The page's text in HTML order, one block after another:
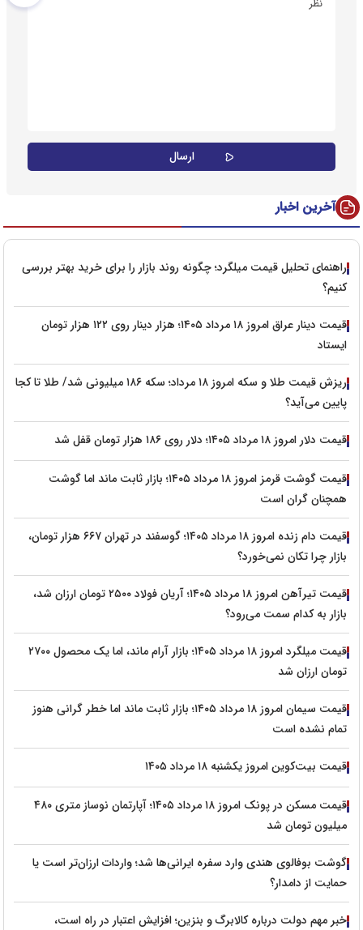
آخرین اخبار
راهنمای تحلیل قیمت میلگرد؛ چگونه روند بازار را برای خرید بهتر بررسی
کنیم؟
قیمت دینار عراق امروز ۱۸ مرداد ۱۴۰۵؛ هزار دینار روی ۱۲۲ هزار تومان
ایستاد
ریزش قیمت طلا و سکه امروز ۱۸ مرداد؛ سکه ۱۸۶ میلیونی شد/ طلا تا کجا
پایین می‌آید؟
قیمت دلار امروز ۱۸ مرداد ۱۴۰۵؛ دلار روی ۱۸۶ هزار تومان قفل شد
قیمت گوشت قرمز امروز ۱۸ مرداد ۱۴۰۵؛ بازار ثابت ماند اما گوشت
همچنان گران است
قیمت دام زنده امروز ۱۸ مرداد ۱۴۰۵؛ گوسفند در تهران ۶۶۷ هزار تومان،
بازار چرا تکان نمی‌خورد؟
قیمت تیرآهن امروز ۱۸ مرداد ۱۴۰۵؛ آریان فولاد ۲۵۰۰ تومان ارزان شد،
بازار به کدام سمت می‌رود؟
قیمت میلگرد امروز ۱۸ مرداد ۱۴۰۵؛ بازار آرام ماند، اما یک محصول ۲۷۰۰
تومان ارزان شد
قیمت سیمان امروز ۱۸ مرداد ۱۴۰۵؛ بازار ثابت ماند اما خطر گرانی هنوز
تمام نشده است
قیمت بیت‌کوین امروز یکشنبه ۱۸ مرداد ۱۴۰۵
قیمت مسکن در پونک امروز ۱۸ مرداد ۱۴۰۵؛ آپارتمان نوساز متری ۴۸۰
میلیون تومان شد
گوشت بوفالوی هندی وارد سفره ایرانی‌ها شد؛ واردات ارزان‌تر است یا
حمایت از دامدار؟
خبر مهم دولت درباره کالابرگ و بنزین؛ افزایش اعتبار در راه است،